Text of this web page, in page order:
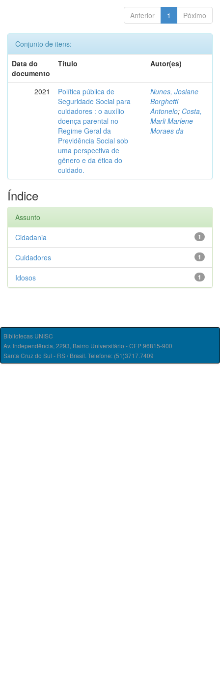
Anterior 1 Póximo
Conjunto de itens:
Data do
documento
Título Autor(es)
2021
Política pública de
Seguridade Social para
cuidadores : o auxílio
doença parental no
Regime Geral da
Previdência Social sob
uma perspectiva de
gênero e da ética do
cuidado.
Nunes, Josiane
Borghetti
Antonelo; Costa,
Marli Marlene
Moraes da
Índice
Assunto
1
Cidadania
1
Cuidadores
1
Idosos
Bibliotecas UNISC
Av. Independência, 2293, Bairro Universitário - CEP 96815-900
Santa Cruz do Sul - RS / Brasil. Telefone: (51)3717.7409